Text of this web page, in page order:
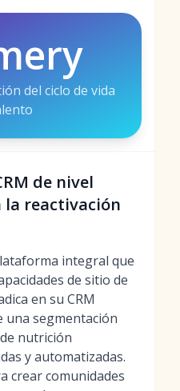
del ciclo de vida
de nivel
reactivación
integral que
de sitio de
en su CRM
una segmentación
nutrición
y automatizadas.
crear comunidades